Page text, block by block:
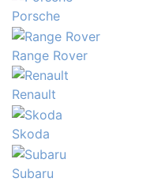
Porsche
Range Rover
Renault
Skoda
Subaru